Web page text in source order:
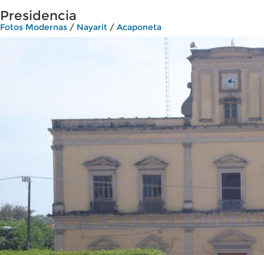
Presidencia
Fotos Modernas / Nayarit / Acaponeta